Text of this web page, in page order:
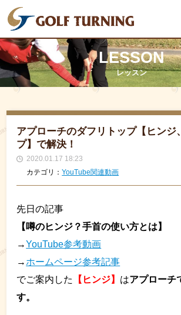
LESSON
レッスン
アプローチのダフリトップ【ヒンジ
プ】で解決！
2020.01.17 18:23
カテゴリ：YouTube関連動画
先日の記事
【噂のヒンジ？手首の使い方とは】
→YouTube参考動画
→ ホームページ参考記事
でご案内した
【ヒンジ】 はアプローチ
す。